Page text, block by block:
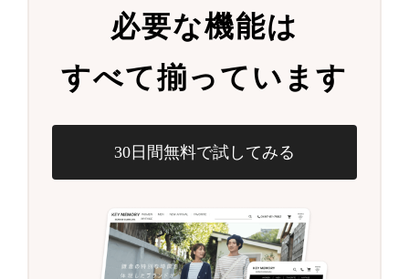
必要な機能は
すべて揃っています
30日間無料で試してみる